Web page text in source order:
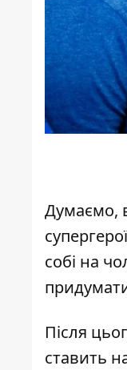
Думаємо,
собі на
Після
ставить